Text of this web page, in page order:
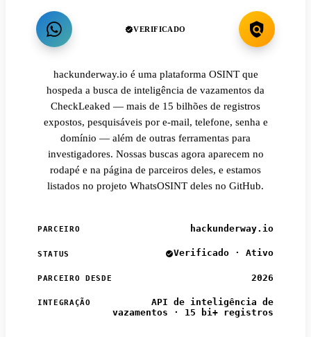
VERIFICADO
hackunderway.io é uma plataforma OSINT que
hospeda a busca de inteligência de vazamentos da
CheckLeaked — mais de 15 bilhões de registros
expostos, pesquisáveis por e-mail, telefone, senha e
domínio — além de outras ferramentas para
investigadores. Nossas buscas agora aparecem no
rodapé e na página de parceiros deles, e estamos
listados no projeto WhatsOSINT deles no GitHub.
PARCEIRO hackunderway.io
STATUS Verificado · Ativo
PARCEIRO DESDE 2026
INTEGRAÇÃO
API de inteligência de
vazamentos · 15 bi+ registros